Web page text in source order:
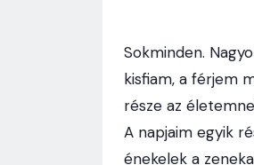
Sokminden.
kisfiam, a férjem
része az
A napjaim egyik
énekelek a